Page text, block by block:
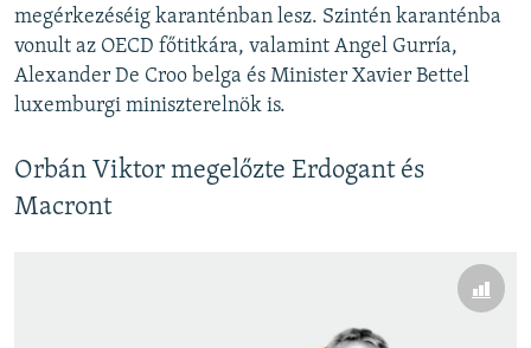
megérkezéséig karanténban lesz. Szintén karanténba
vonult az OECD főtitkára, valamint Angel Gurría,
Alexander De Croo belga és Minister Xavier Bettel
luxemburgi miniszterelnök is.
Orbán Viktor megelőzte Erdogant és
Macront